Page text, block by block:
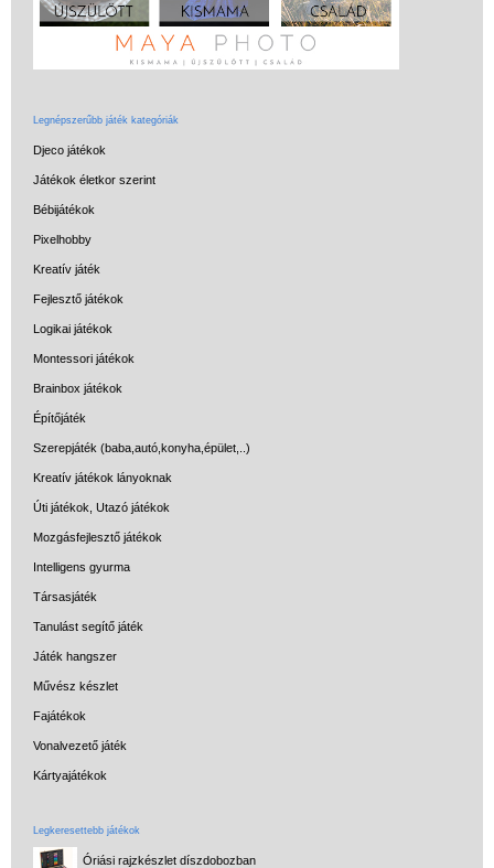
Legnépszerűbb játék kategóriák
Djeco játékok
Játékok életkor szerint
Bébijátékok
Pixelhobby
Kreatív játék
Fejlesztő játékok
Logikai játékok
Montessori játékok
Brainbox játékok
Építőjáték
Szerepjáték (baba,autó,konyha,épület,..)
Kreatív játékok lányoknak
Úti játékok, Utazó játékok
Mozgásfejlesztő játékok
Intelligens gyurma
Társasjáték
Tanulást segítő játék
Játék hangszer
Művész készlet
Fajátékok
Vonalvezető játék
Kártyajátékok
Legkeresettebb játékok
Óriási rajzkészlet díszdobozban
Miért vásárolj nálunk?
Akiket támogatunk